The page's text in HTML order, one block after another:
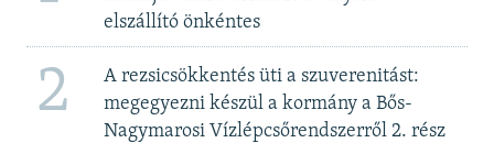
elszállító önkéntes
2
A rezsicsökkentés üti a szuverenitást:
megegyezni készül a kormány a Bős-
Nagymarosi Vízlépcsőrendszerről 2. rész